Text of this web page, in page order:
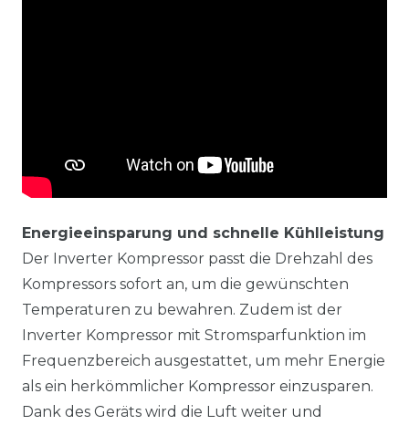
Energieeinsparung und schnelle Kühlleistung
Der Inverter Kompressor passt die Drehzahl des
Kompressors sofort an, um die gewünschten
Temperaturen zu bewahren. Zudem ist der
Inverter Kompressor mit Stromsparfunktion im
Frequenzbereich ausgestattet, um mehr Energie
als ein herkömmlicher Kompressor einzusparen.
Dank des Geräts wird die Luft weiter und